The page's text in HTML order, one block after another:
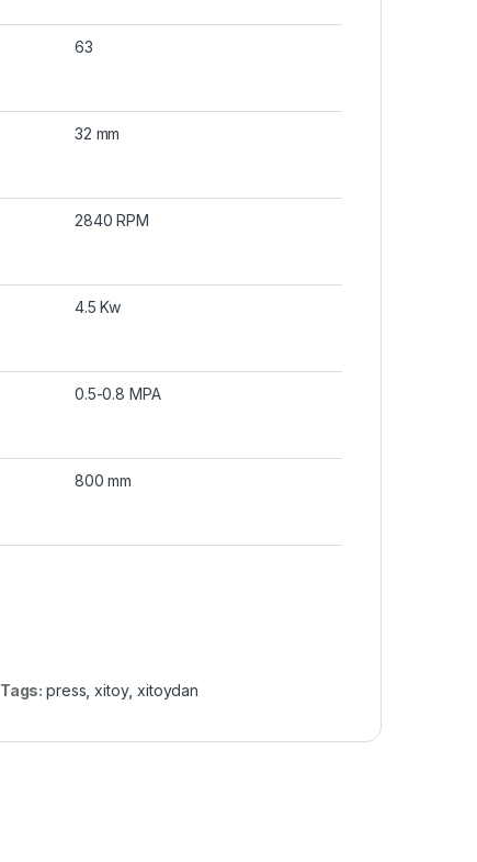
63
32 mm
2840 RPM
4.5 Kw
0.5-0.8 MPA
800 mm
Tags:press ,xitoy,xitoydan